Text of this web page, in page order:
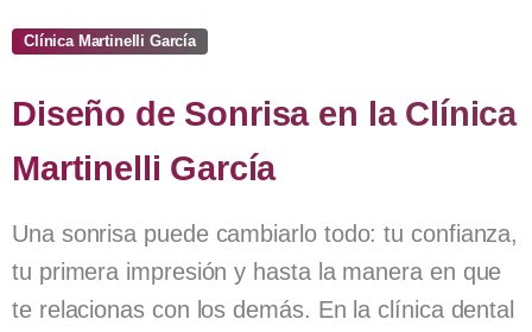
Clínica Martinelli García
Diseño de Sonrisa en la Clínica
Martinelli García
Una sonrisa puede cambiarlo todo: tu confianza,
tu primera impresión y hasta la manera en que
te relacionas con los demás. En la clínica dental